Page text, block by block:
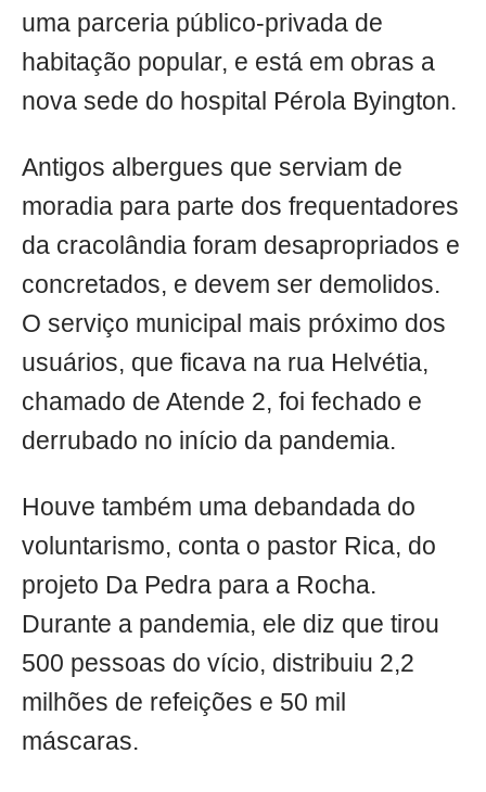
uma parceria público-privada de
habitação popular, e está em obras a
nova sede do hospital Pérola Byington.
Antigos albergues que serviam de
moradia para parte dos frequentadores
da cracolândia foram desapropriados e
concretados, e devem ser demolidos.
O serviço municipal mais próximo dos
usuários, que ficava na rua Helvétia,
chamado de Atende 2, foi fechado e
derrubado no início da pandemia.
Houve também uma debandada do
voluntarismo, conta o pastor Rica, do
projeto Da Pedra para a Rocha.
Durante a pandemia, ele diz que tirou
500 pessoas do vício, distribuiu 2,2
milhões de refeições e 50 mil
máscaras.